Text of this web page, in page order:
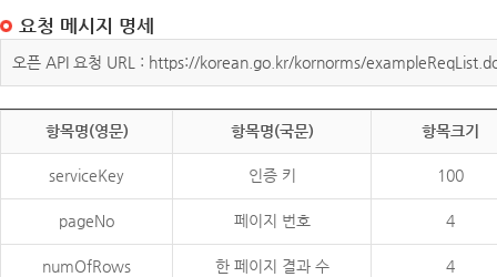
요청 메시지 명세
오픈 API 요청 URL : https://korean.go.kr/kornorms/
항목명(영문) 항목명(국문) 항목크기
serviceKey 인증 키 100
pageNo 페이지 번호 4
numOfRows 한 페이지 결과 수 4